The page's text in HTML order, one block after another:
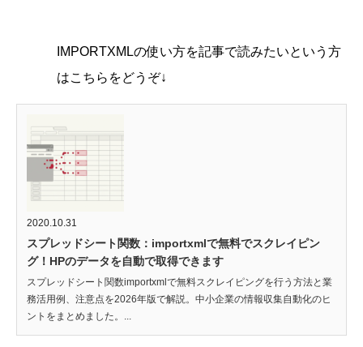
IMPORTXMLの使い方を記事で読みたいという方
はこちらをどうぞ↓
2020.10.31
スプレッドシート関数：importxmlで無料でスクレイピン
グ！HPのデータを自動で取得できます
スプレッドシート関数importxmlで無料スクレイピングを行う方法と業
務活用例、注意点を2026年版で解説。中小企業の情報収集自動化のヒ
ントをまとめました。...